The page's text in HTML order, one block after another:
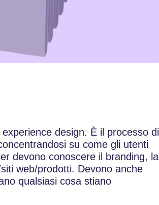
design. È il processo di
su come gli utenti
devono conoscere il branding, la
web/prodotti. Devono anche
qualsiasi cosa stiano